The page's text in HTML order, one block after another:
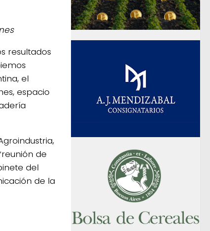
resultados
el
espacio
de
del
de la